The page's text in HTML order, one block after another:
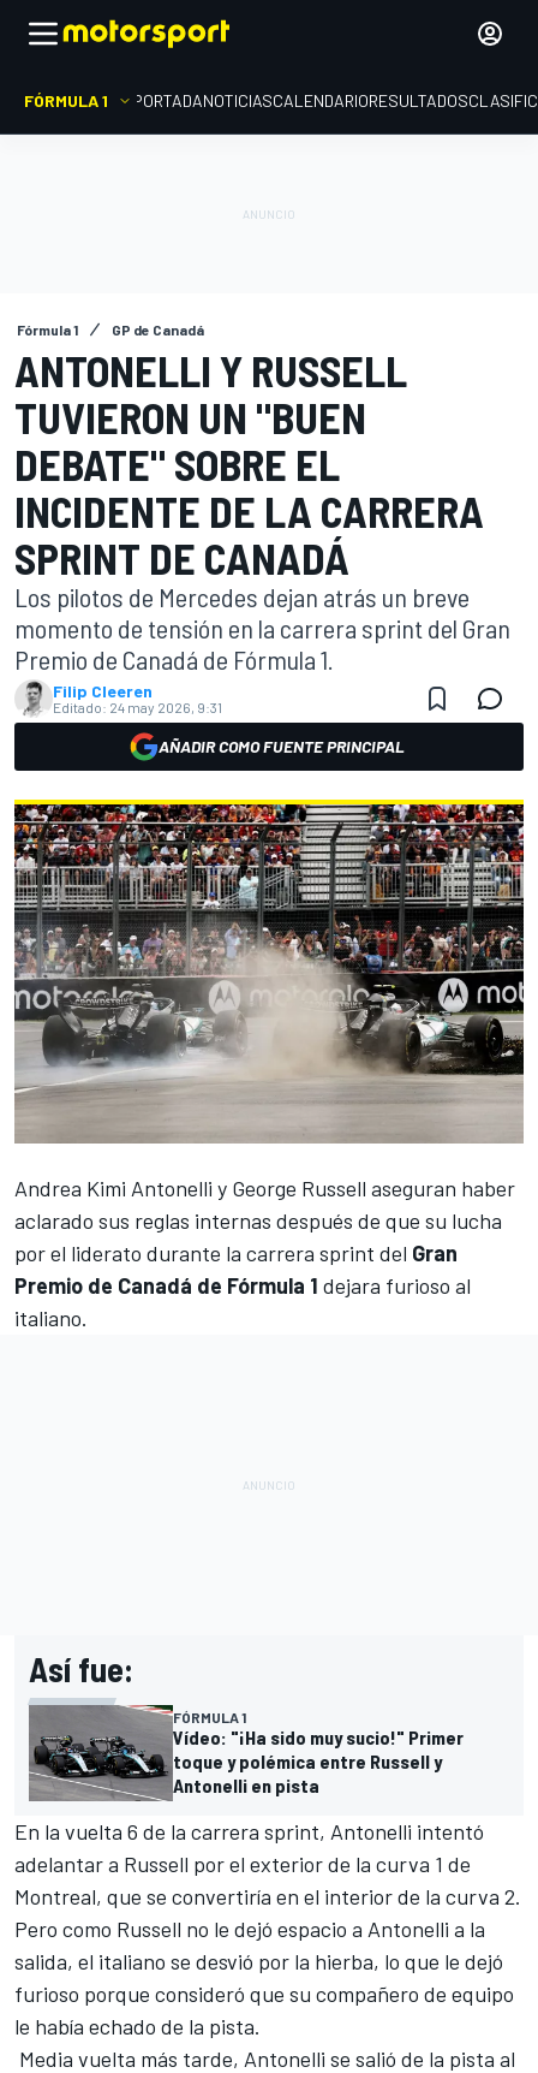
FÓRMULA 1 PORTADANOTICIASCALENDARIORESULTADOS
Fórmula 1 GP de Canadá
ANTONELLI Y RUSSELL
TUVIERON UN "BUEN
DEBATE" SOBRE EL
INCIDENTE DE LA CARRERA
SPRINT DE CANADÁ
Los pilotos de Mercedes dejan atrás un breve
momento de tensión en la carrera sprint del Gran
Premio de Canadá de Fórmula 1.
Filip Cleeren
Editado: 24 may 2026, 9:31
AÑADIR COMO FUENTE PRINCIPAL
Andrea Kimi Antonelli y George Russell aseguran haber
aclarado sus reglas internas después de que su lucha
por el liderato durante la carrera sprint del Gran
Premio de Canadá de Fórmula 1 dejara furioso al
italiano.
Así fue:
FÓRMULA 1
Vídeo: "¡Ha sido muy sucio!" Primer
toque y polémica entre Russell y
Antonelli en pista
En la vuelta 6 de la carrera sprint, Antonelli intentó
adelantar a Russell por el exterior de la curva 1 de
Montreal, que se convertiría en el interior de la curva 2.
Pero como Russell no le dejó espacio a Antonelli a la
salida, el italiano se desvió por la hierba, lo que le dejó
furioso porque consideró que su compañero de equipo
le había echado de la pista.
Media vuelta más tarde, Antonelli se salió de la pista al